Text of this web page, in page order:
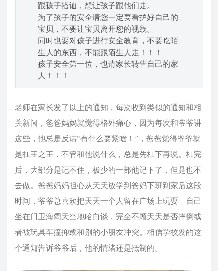
跟孩子搭讪，想让孩子跟他们走。
为了孩子的安全请您一定要看护好自己的
宝贝，不要让宝贝离开您的视线。
同时也要对孩子进行安全教育，不要吃陌
生人的东西，不能跟陌生人走！！！
孩子安全第一位，也请家长转告自己的家
人！！！
老师在家长发了以上的通知，每次收到类似的通知和相
关新闻，爸爸妈妈就觉得格外痛心，因为每次和爷爷讲
这些，他总是反诘"有什么要紧啥！”，爸爸觉得爷爷就
是杠王之王，不管和他说什么，总是先杠下再说。杠完
后，大部分是记不住，极少的一部他记下了，但是也不
去做。爸爸妈妈担心从天天放学到爸妈下班到家后这段
时间，爷爷总喜欢把天天一个人留在广场上玩耍，自己
坐在门卫海阔天空地哈白谈，完全不顾天天是否摔倒或
者被玩具车撞抑或和别的小朋友冲突。相信学校发的这
个通知告诉爷爷后，他的情绪还是抵制的。